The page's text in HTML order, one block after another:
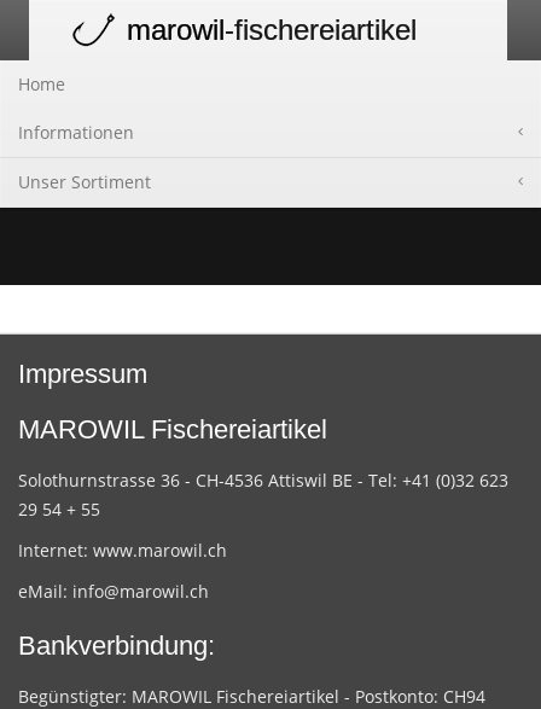
navigation
marowil-fischereiartikel
Home
Informationen
Unser Sortiment
Impressum
MAROWIL Fischereiartikel
Solothurnstrasse 36 - CH-4536 Attiswil BE - Tel: +41 (0)32 623
29 54 + 55
Internet: www.marowil.ch
eMail: info@marowil.ch
Bankverbindung:
Begünstigter: MAROWIL Fischereiartikel - Postkonto: CH94